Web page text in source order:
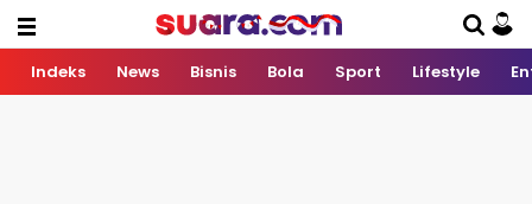
Indeks News Bisnis Bola Sport Lifestyle